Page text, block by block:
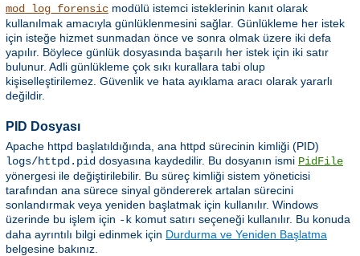
mod_log_forensic modülü istemci isteklerinin kanıt olarak
kullanılmak amacıyla günlüklenmesini sağlar. Günlükleme her istek
için isteğe hizmet sunmadan önce ve sonra olmak üzere iki defa
yapılır. Böylece günlük dosyasında başarılı her istek için iki satır
bulunur. Adli günlükleme çok sıkı kurallara tabi olup
kişiselleştirilemez. Güvenlik ve hata ayıklama aracı olarak yararlı
değildir.
PID Dosyası
Apache httpd başlatıldığında, ana httpd sürecinin kimliği (PID)
logs/httpd.pid dosyasına kaydedilir. Bu dosyanın ismi PidFile
yönergesi ile değiştirilebilir. Bu süreç kimliği sistem yöneticisi
tarafından ana sürece sinyal göndererek artalan sürecini
sonlandırmak veya yeniden başlatmak için kullanılır. Windows
üzerinde bu işlem için -k komut satırı seçeneği kullanılır. Bu konuda
daha ayrıntılı bilgi edinmek için Durdurma ve Yeniden Başlatma
belgesine bakınız.